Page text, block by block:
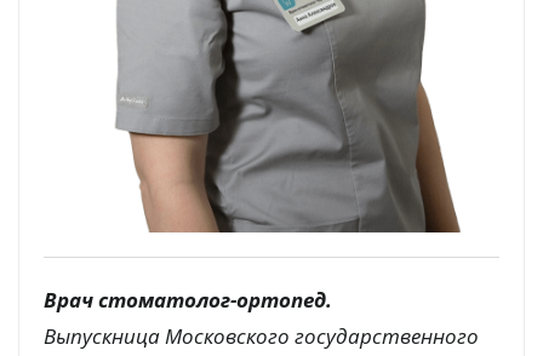
Врач стоматолог-ортопед.
Выпускница Московского государственного